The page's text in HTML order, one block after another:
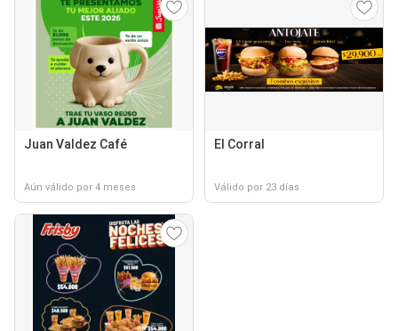
Juan Valdez Café
Aún válido por 4 meses
El Corral
Válido por 23 días